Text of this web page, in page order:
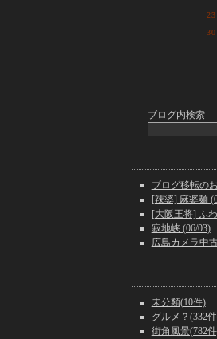
23
30
ブログ内検索
ブログ移転の
[辣婆] 麻婆麺
[大阪王将] ふ
寂地峡 (06/03)
広島カメラ中
未分類(10件)
グルメ？(332
街角風景(782